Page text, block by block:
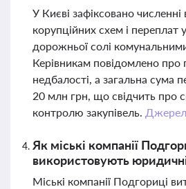
У Києві зафіксовано численні
корупційних схем і переплат
дорожньої солі
Керівникам повідомлено про
недбалості, а загальна сума
20 млн грн, що свідчить про
контролю закупівель.
Як міські компанії
використовують
Міські компанії Подгориці